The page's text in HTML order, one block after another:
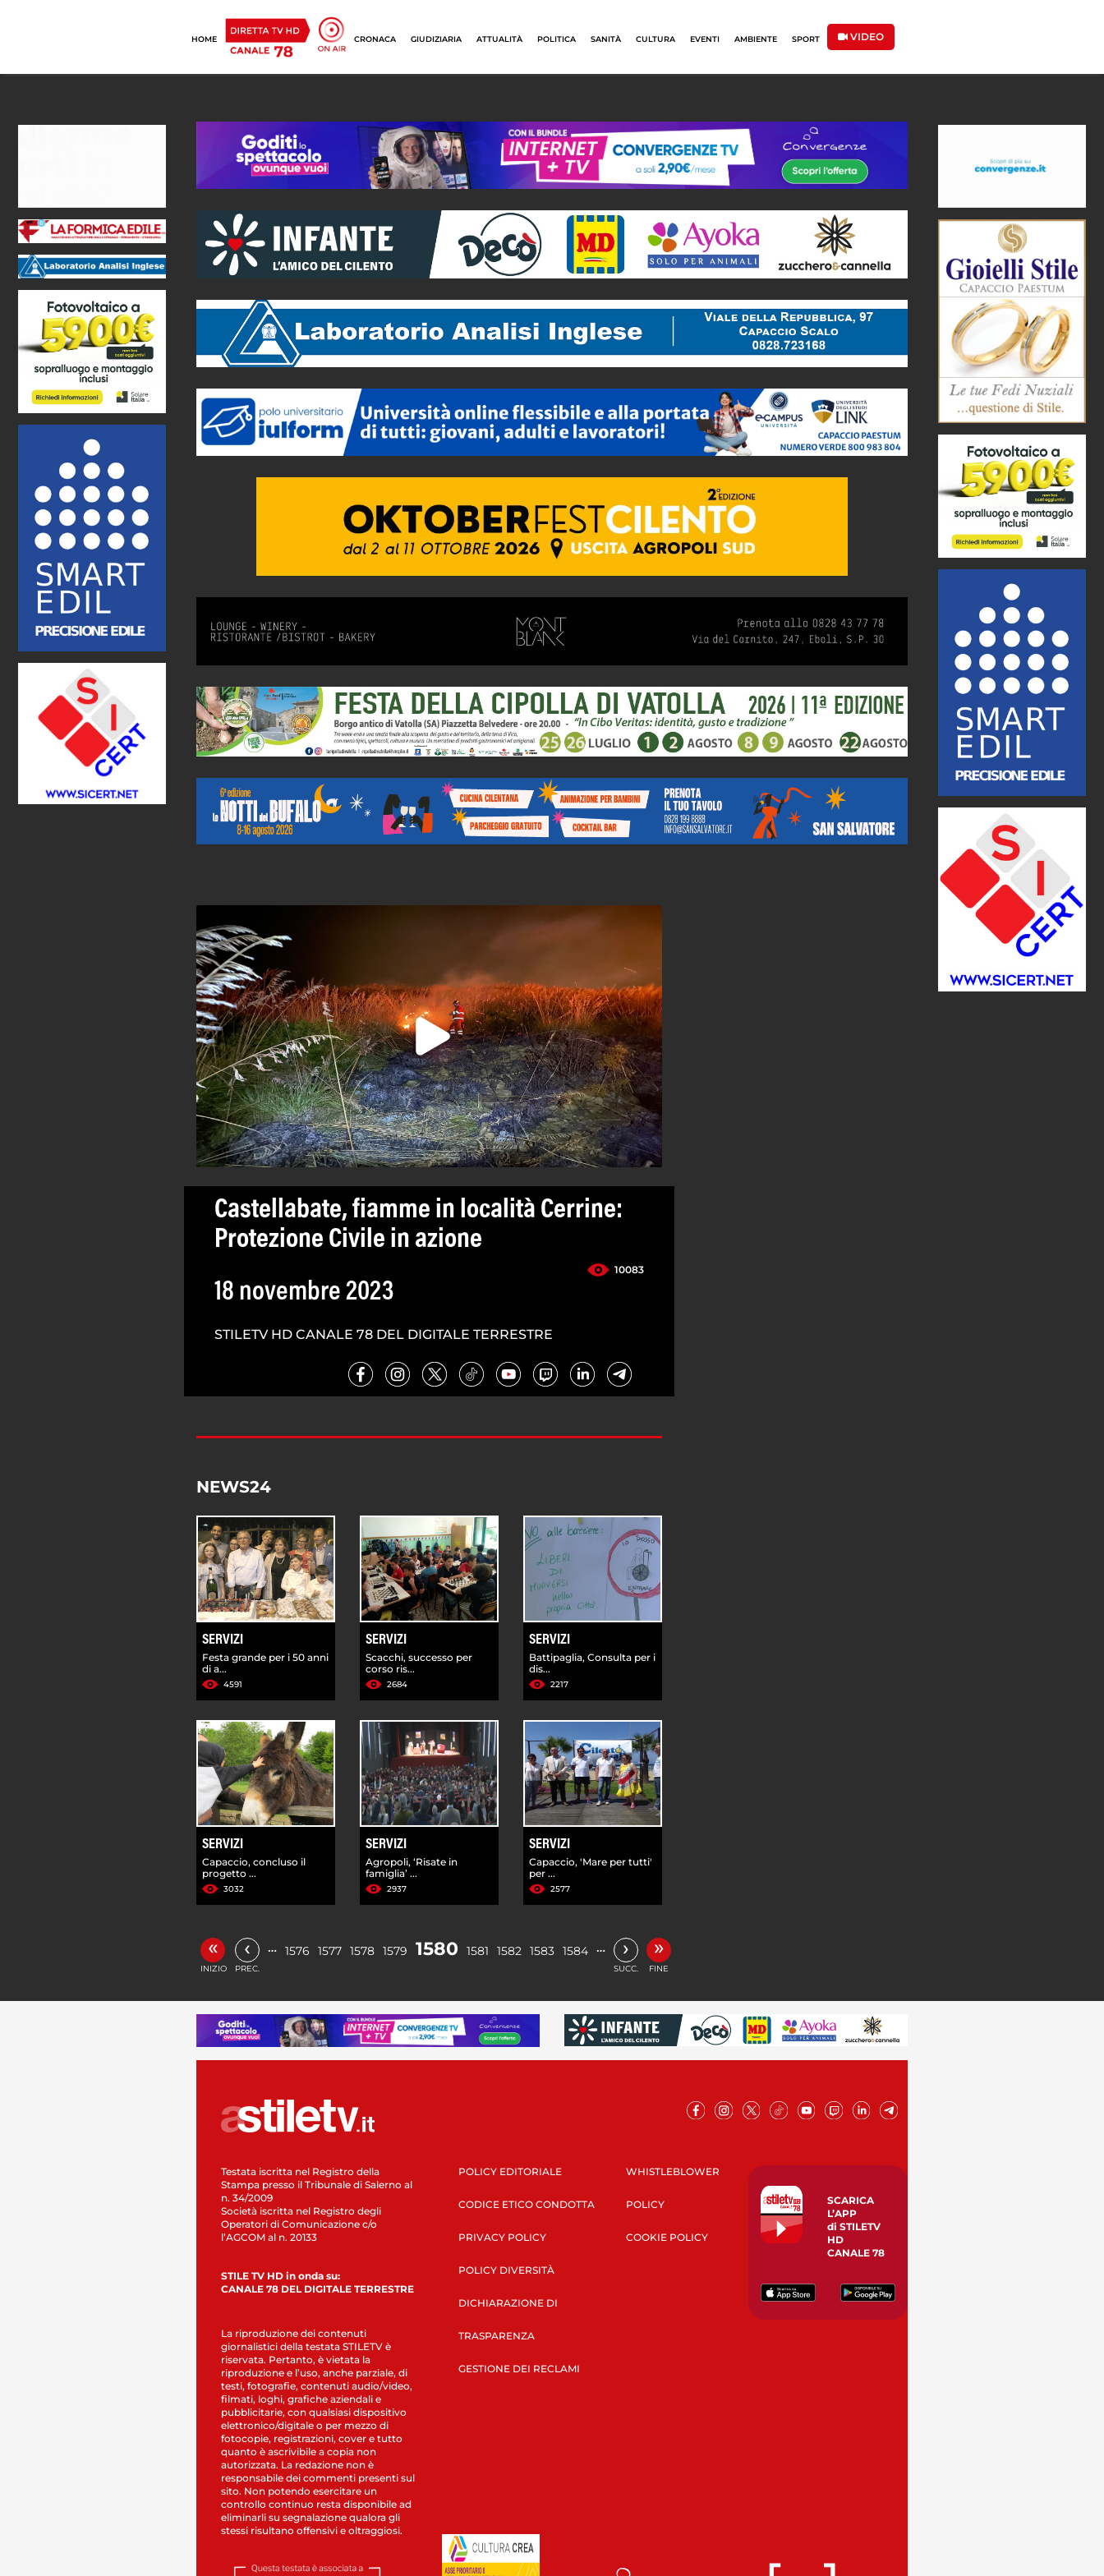
HOME CRONACA GIUDIZIARIA ATTUALITÀ POLITICA SANITÀ CULTURA EVENTI AMBIENTE SPORT VIDEO
Castellabate, fiamme in località Cerrine:
Protezione Civile in azione
10083
18 novembre 2023
STILETV HD CANALE 78 DEL DIGITALE TERRESTRE
NEWS24
SERVIZI
Festa grande per i 50 anni
di a...
4591
SERVIZI
Scacchi, successo per
corso ris...
2684
SERVIZI
Battipaglia, Consulta per i
dis...
2217
SERVIZI
Capaccio, concluso il
progetto ...
3032
SERVIZI
Agropoli, ‘Risate in
famiglia’ ...
2937
SERVIZI
Capaccio, 'Mare per tutti'
per ...
2577
«
INIZIO
‹
PREC.
… 1576 1577 1578 1579 1580 1581 1582 1583 1584 … ›
SUCC.
»
FINE
Testata iscritta nel Registro della
Stampa presso il Tribunale di Salerno al
n. 34/2009
Società iscritta nel Registro degli
Operatori di Comunicazione c/o
l’AGCOM al n. 20133
STILE TV HD in onda su:
CANALE 78 DEL DIGITALE TERRESTRE
La riproduzione dei contenuti
giornalistici della testata STILETV è
riservata. Pertanto, è vietata la
riproduzione e l’uso, anche parziale, di
testi, fotografie, contenuti audio/video,
filmati, loghi, grafiche aziendali e
pubblicitarie, con qualsiasi dispositivo
elettronico/digitale o per mezzo di
fotocopie, registrazioni, cover e tutto
quanto è ascrivibile a copia non
autorizzata. La redazione non è
responsabile dei commenti presenti sul
sito. Non potendo esercitare un
controllo continuo resta disponibile ad
eliminarli su segnalazione qualora gli
stessi risultano offensivi e oltraggiosi.
POLICY EDITORIALE
CODICE ETICO CONDOTTA
PRIVACY POLICY
POLICY DIVERSITÀ
DICHIARAZIONE DI
TRASPARENZA
GESTIONE DEI RECLAMI
WHISTLEBLOWER
POLICY
COOKIE POLICY
SCARICA
L’APP
di STILETV
HD
CANALE 78